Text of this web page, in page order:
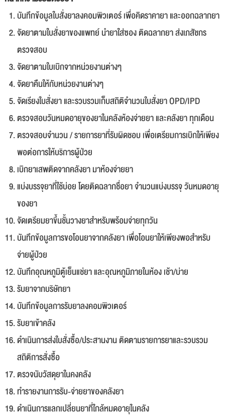
บันทึกข้อมูลใบสั่งยาลงคอมพิวเตอร์ เพื่อคิดราคายา และออกฉลากยา
จัดยาตามใบสั่งยาของแพทย์ นำยาใส่ซอง ติดฉลากยา ส่งเภสัชกร
ตรวจสอบ
จัดยาตามใบเบิกจากหน่วยงานต่างๆ
จัดยาคืนให้กับหน่วยงานต่างๆ
จัดเรียงใบสั่งยา และรวบรวมเก็บสถิติจำนวนใบสั่งยา OPD/IPD
ตรวจสอบวันหมดอายุของยาในคลังห้องจ่ายยา และคลังยา ทุกเดือน
ตรวจสอบจำนวน / รายการยาที่รับผิดชอบ เพื่อเตรียมการเบิกให้เพียง
พอต่อการให้บริการผู้ป่วย
เบิกยาเสพติดจากคลังยา มาห้องจ่ายยา
แบ่งบรรจุยาที่ใช้บ่อย โดยติดฉลากชื่อยา จำนวนแบ่งบรรจุ วันหมดอายุ
ของยา
จัดเตรียมยาขึ้นชั้นวางยาสำหรับพร้อมจ่ายทุกวัน
บันทึกข้อมูลการขอโอนยาจากคลังยา เพื่อโอนยาให้เพียงพอสำหรับ
จ่ายผู้ป่วย
บันทึกอุณหภูมิตู้เย็นแช่ยา และอุณหภูมิภายในห้อง เช้า/บ่าย
รับยาจากบริษัทยา
บันทึกข้อมูลการรับยาลงคอมพิวเตอร์
รับยาเข้าคลัง
ดำเนินการส่งใบสั่งซื้อ/ประสานงาน ติดตามรายการยาและรวบรวม
สถิติการสั่งซื้อ
ตรวจนับวัสดุยาในคงคลัง
ทำรายงานการรับ-จ่ายยาของคลังยา
ดำเนินการแลกเปลี่ยนยาที่ใกล้หมดอายุในคลัง